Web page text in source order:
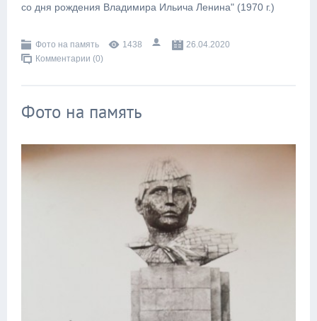
со дня рождения Владимира Ильича Ленина" (1970 г.)
Фото на память 1438
26.04.2020
Комментарии (0)
Фото на память